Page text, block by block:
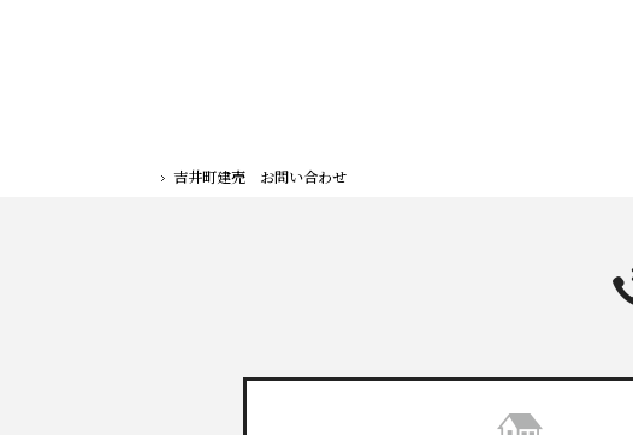
ホーム
吉井町建売 お問い合わせ